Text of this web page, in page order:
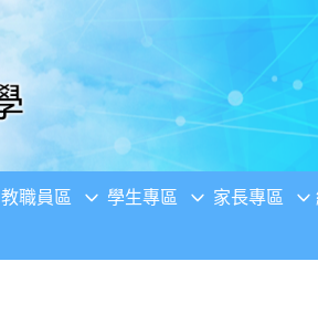
教職員區 學生專區 家長專區